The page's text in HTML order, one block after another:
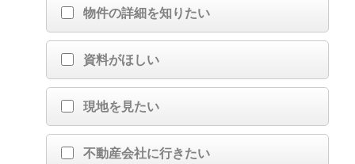
物件の詳細を知りたい
資料がほしい
現地を見たい
不動産会社に行きたい